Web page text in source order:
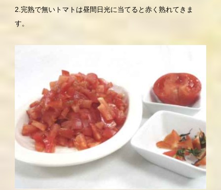
2.完熟で無いトマトは昼間日光に当てると赤く熟れてきま
す。